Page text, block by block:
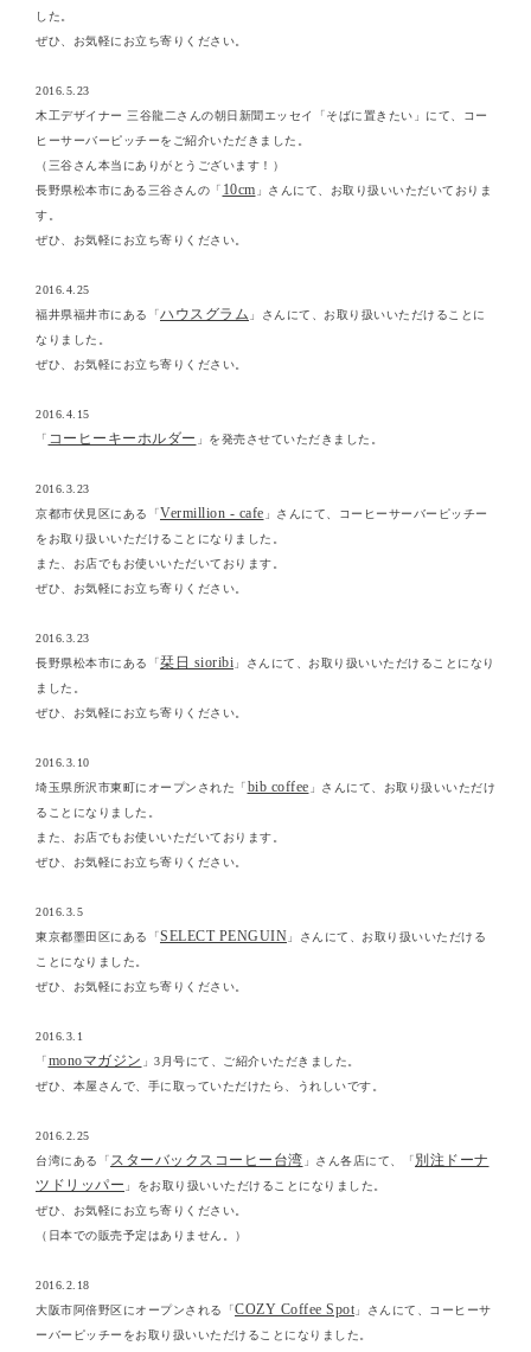
した。
ぜひ、お気軽にお立ち寄りください。
2016.5.23
木工デザイナー 三谷龍二さんの朝日新聞エッセイ「そばに置きたい」にて、コー
ヒーサーバーピッチーをご紹介いただきました。
（三谷さん本当にありがとうございます！）
長野県松本市にある三谷さんの「 10cm 」さんにて、お取り扱いいただいておりま
す。
ぜひ、お気軽にお立ち寄りください。
2016.4.25
福井県福井市にある「ハウスグラム 」さんにて、お取り扱いいただけることに
なりました。
ぜひ、お気軽にお立ち寄りください。
2016.4.15
「 コーヒーキーホルダー 」を発売させていただきました。
2016.3.23
京都市伏見区にある「Vermillion - cafe 」さんにて、コーヒーサーバーピッチー
をお取り扱いいただけることになりました。
また、お店でもお使いいただいております。
ぜひ、お気軽にお立ち寄りください。
2016.3.23
長野県松本市にある「栞日 sioribi 」さんにて、お取り扱いいただけることになり
ました。
ぜひ、お気軽にお立ち寄りください。
2016.3.10
埼玉県所沢市東町にオープンされた「bib coffee 」さんにて、お取り扱いいただけ
ることになりました。
また、お店でもお使いいただいております。
ぜひ、お気軽にお立ち寄りください。
2016.3.5
東京都墨田区にある「SELECT PENGUIN 」さんにて、お取り扱いいただける
ことになりました。
ぜひ、お気軽にお立ち寄りください。
2016.3.1
「monoマガジン 」3月号にて、ご紹介いただきました。
ぜひ、本屋さんで、手に取っていただけたら、うれしいです。
2016.2.25
台湾にある「スターバックスコーヒー台湾 」さん各店にて、「別注ドーナ
ツドリッパー 」をお取り扱いいただけることになりました。
ぜひ、お気軽にお立ち寄りください。
（日本での販売予定はありません。）
2016.2.18
大阪市阿倍野区にオープンされる「COZY Coffee Spot 」さんにて、コーヒーサ
ーバーピッチーをお取り扱いいただけることになりました。